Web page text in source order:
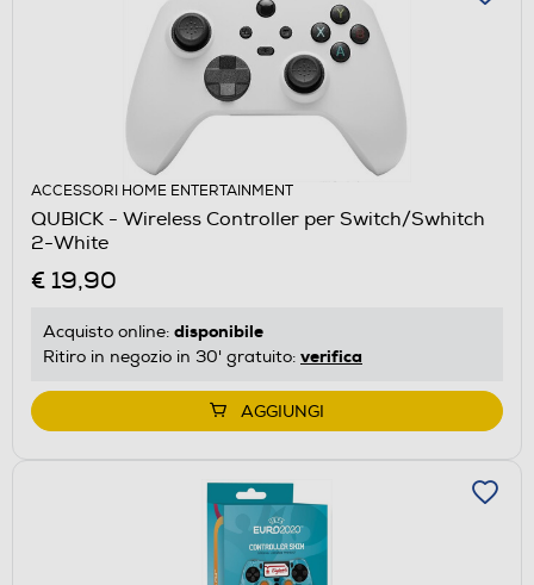
ACCESSORI HOME ENTERTAINMENT
QUBICK - Wireless Controller per Switch/Swhitch
2-White
€ 19,90
Acquisto online: disponibile
Ritiro in negozio in 30' gratuito: verifica
AGGIUNGI